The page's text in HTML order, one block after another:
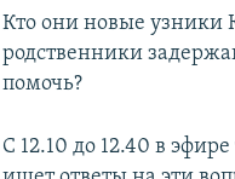
Кто они новые узники
родственники
помочь?
С 12.10 до 12.40 в